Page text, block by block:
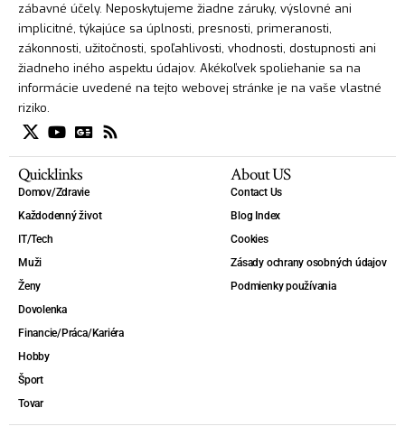
zábavné účely. Neposkytujeme žiadne záruky, výslovné ani
implicitné, týkajúce sa úplnosti, presnosti, primeranosti,
zákonnosti, užitočnosti, spoľahlivosti, vhodnosti, dostupnosti ani
žiadneho iného aspektu údajov. Akékoľvek spoliehanie sa na
informácie uvedené na tejto webovej stránke je na vaše vlastné
riziko.
Quicklinks
Domov/Zdravie
Každodenný život
IT/Tech
Muži
Ženy
Dovolenka
Financie/Práca/Kariéra
Hobby
Šport
Tovar
About US
Contact Us
Blog Index
Cookies
Zásady ochrany osobných údajov
Podmienky používania